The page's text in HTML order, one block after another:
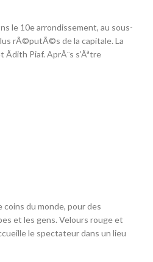
le 10e arrondissement, au sous-
rÃ©putÃ©s de la capitale. La
Piaf. AprÃ¨s s’Ãªtre
du monde, pour des
et les gens. Velours rouge et
le spectateur dans un lieu